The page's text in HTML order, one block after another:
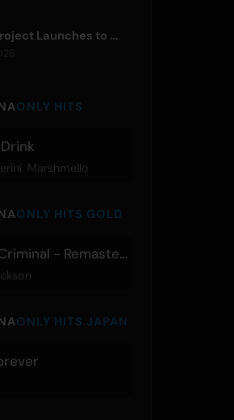
Synxro Project Launches to Create New IP from Fictional Anime Openings
ONLY HITS
Marshmello
ONLY HITS GOLD
Smooth Criminal - Remastered Radio Edit
ONLY HITS JAPAN